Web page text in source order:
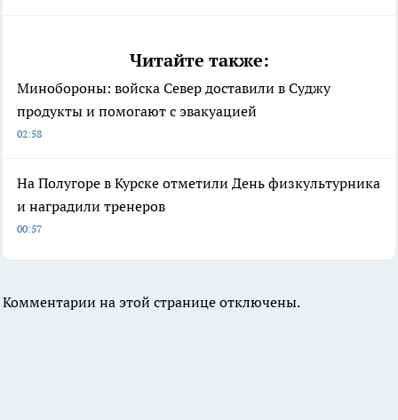
Читайте также:
Минобороны: войска Север доставили в Суджу
продукты и помогают с эвакуацией
02:58
На Полугоре в Курске отметили День физкультурника
и наградили тренеров
00:57
Комментарии на этой странице отключены.